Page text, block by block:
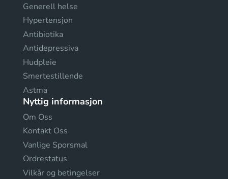
Generell helse
Hypertensjon
Antibiotika
Antidepressiva
Hudpleie
Smertestillende
Astma
Nyttig informasjon
Om Oss
Kontakt Oss
Vanlige Sporsmal
Ordrestatus
Vilkår og betingelser